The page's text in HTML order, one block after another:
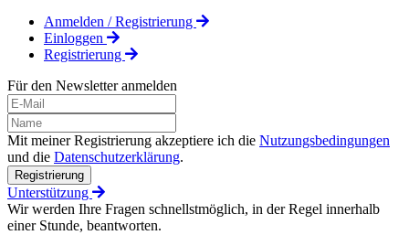
Anmelden / Registrierung
Einloggen
Registrierung
Für den Newsletter anmelden
Mit meiner Registrierung akzeptiere ich die Nutzungsbedingungen
und die Datenschutzerklärung.
Registrierung
Unterstützung
Wir werden Ihre Fragen schnellstmöglich, in der Regel innerhalb
einer Stunde, beantworten.